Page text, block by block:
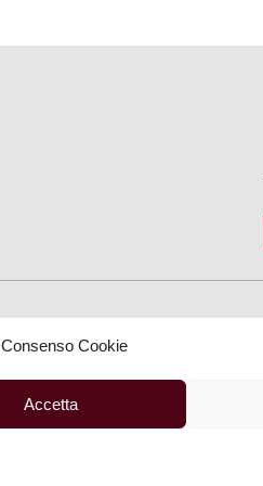
Cookie
Accetta
SERVIZI